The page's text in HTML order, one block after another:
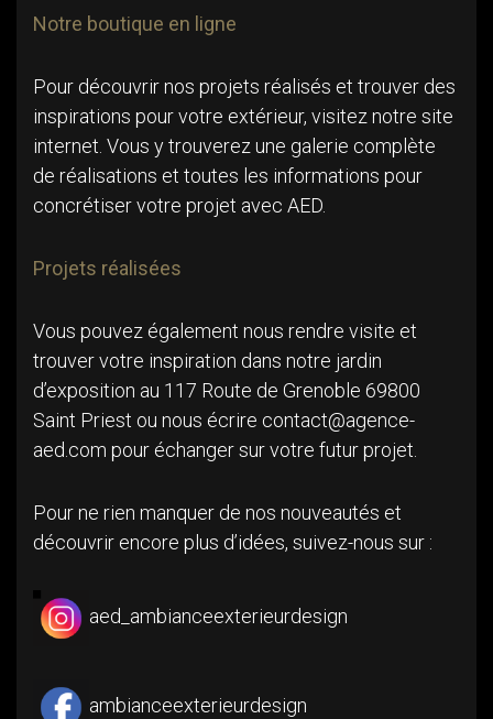
Notre boutique en ligne
Pour découvrir nos projets réalisés et trouver des
inspirations pour votre extérieur, visitez notre site
internet. Vous y trouverez une galerie complète
de réalisations et toutes les informations pour
concrétiser votre projet avec AED.
Projets réalisées
Vous pouvez également nous rendre visite et
trouver votre inspiration dans notre jardin
d’exposition au 117 Route de Grenoble 69800
Saint Priest ou nous écrire contact@agence-
aed.com pour échanger sur votre futur projet.
Pour ne rien manquer de nos nouveautés et
découvrir encore plus d’idées, suivez-nous sur :
aed_ambianceexterieurdesign
ambianceexterieurdesign